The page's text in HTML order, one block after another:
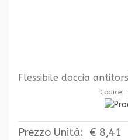
Flessibile doccia
Codice:
Prezzo Unità: € 8,41